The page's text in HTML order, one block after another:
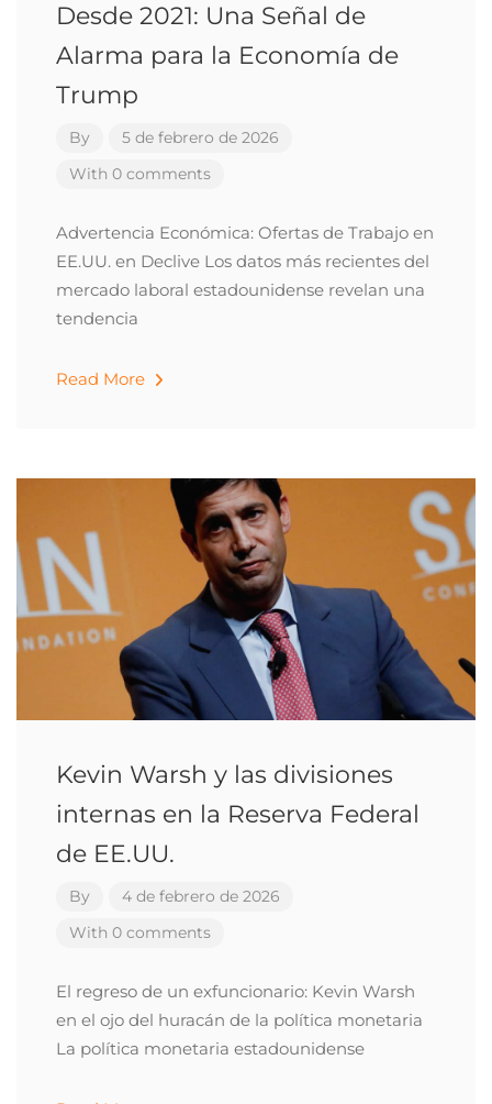
Desde 2021: Una Señal de
Alarma para la Economía de
Trump
By
5 de febrero de 2026
With 0 comments
Advertencia Económica: Ofertas de Trabajo en
EE.UU. en Declive Los datos más recientes del
mercado laboral estadounidense revelan una
tendencia
Read More
Kevin Warsh y las divisiones
internas en la Reserva Federal
de EE.UU.
By
4 de febrero de 2026
With 0 comments
El regreso de un exfuncionario: Kevin Warsh
en el ojo del huracán de la política monetaria
La política monetaria estadounidense